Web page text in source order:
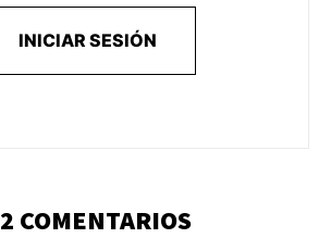
INICIAR SESIÓN
2 COMENTARIOS